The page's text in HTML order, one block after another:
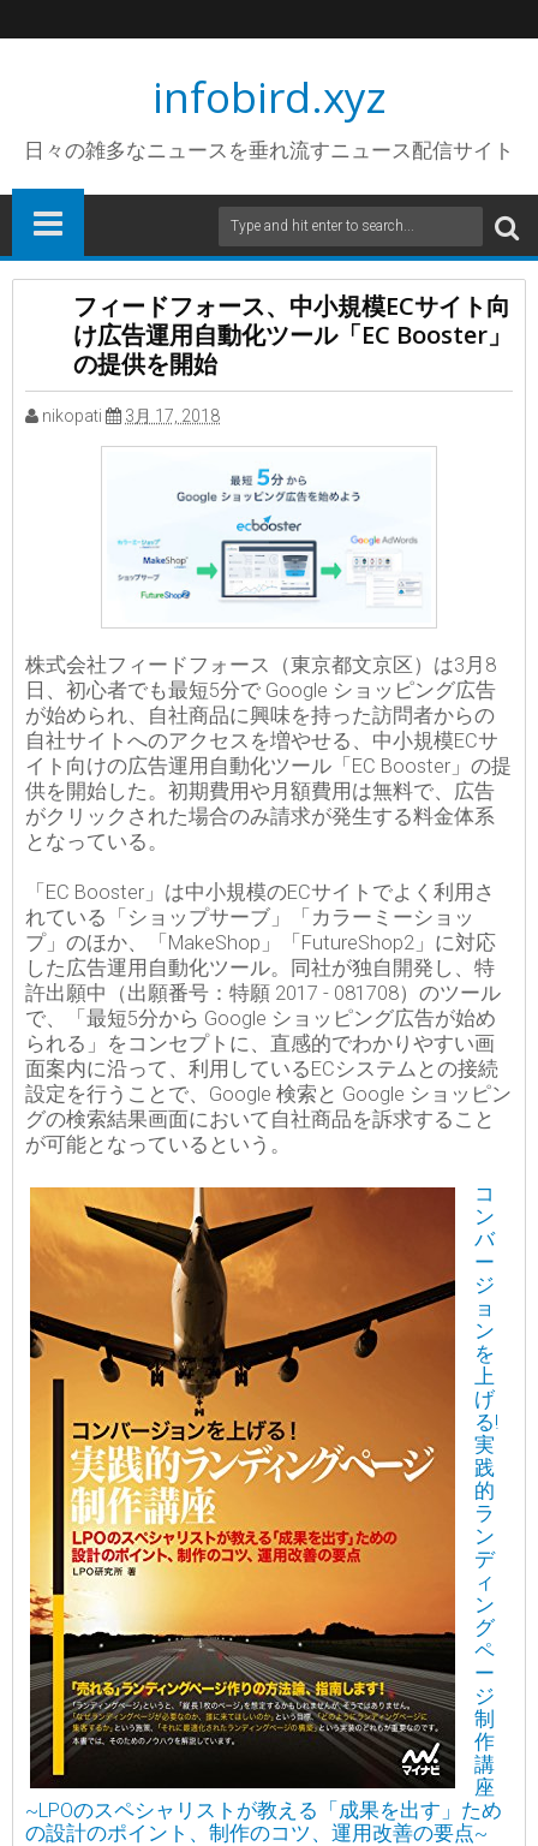
infobird.xyz
日々の雑多なニュースを垂れ流すニュース配信サイト
フィードフォース、中小規模ECサイト向
け広告運用自動化ツール「EC Booster」
の提供を開始
nikopati 3月 17, 2018
株式会社フィードフォース（東京都文京区）は3月8
日、初心者でも最短5分で Google ショッピング広告
が始められ、自社商品に興味を持った訪問者からの
自社サイトへのアクセスを増やせる、中小規模ECサ
イト向けの広告運用自動化ツール「EC Booster」の提
供を開始した。初期費用や月額費用は無料で、広告
がクリックされた場合のみ請求が発生する料金体系
となっている。
「EC Booster」は中小規模のECサイトでよく利用さ
れている「ショップサーブ」「カラーミーショッ
プ」のほか、「MakeShop」「FutureShop2」に対応
した広告運用自動化ツール。同社が独自開発し、特
許出願中（出願番号：特願 2017 - 081708）のツール
で、「最短5分から Google ショッピング広告が始め
られる」をコンセプトに、直感的でわかりやすい画
面案内に沿って、利用しているECシステムとの接続
設定を行うことで、Google 検索と Google ショッピン
グの検索結果画面において自社商品を訴求すること
が可能となっているという。
コ
ン
バ
ー
ジ
ョ
ン
を
上
げ
る!
実
践
的
ラ
ン
デ
ィ
ン
グ
ペ
ー
ジ
制
作
講
座
~LPOのスペシャリストが教える「成果を出す」ため
の設計のポイント、制作のコツ、運用改善の要点~